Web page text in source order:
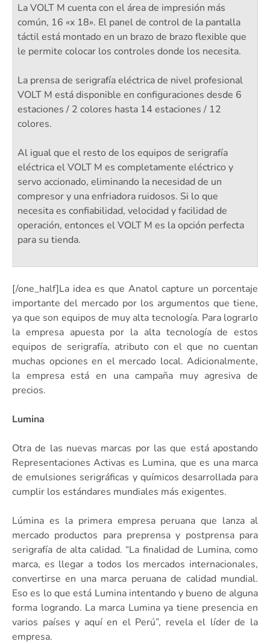
La VOLT M cuenta con el área de impresión más
común, 16 «x 18». El panel de control de la pantalla
táctil está montado en un brazo de brazo flexible que
le permite colocar los controles donde los necesita.
La prensa de serigrafía eléctrica de nivel profesional
VOLT M está disponible en configuraciones desde 6
estaciones / 2 colores hasta 14 estaciones / 12
colores.
Al igual que el resto de los equipos de serigrafía
eléctrica el VOLT M es completamente eléctrico y
servo accionado, eliminando la necesidad de un
compresor y una enfriadora ruidosos. Si lo que
necesita es confiabilidad, velocidad y facilidad de
operación, entonces el VOLT M es la opción perfecta
para su tienda.
[/one_half]La idea es que Anatol capture un porcentaje
importante del mercado por los argumentos que tiene,
ya que son equipos de muy alta tecnología. Para lograrlo
la empresa apuesta por la alta tecnología de estos
equipos de serigrafía, atributo con el que no cuentan
muchas opciones en el mercado local. Adicionalmente,
la empresa está en una campaña muy agresiva de
precios.
Lumina
Otra de las nuevas marcas por las que está apostando
Representaciones Activas es Lumina, que es una marca
de emulsiones serigráficas y químicos desarrollada para
cumplir los estándares mundiales más exigentes.
Lúmina es la primera empresa peruana que lanza al
mercado productos para preprensa y postprensa para
serigrafía de alta calidad. “La finalidad de Lumina, como
marca, es llegar a todos los mercados internacionales,
convertirse en una marca peruana de calidad mundial.
Eso es lo que está Lumina intentando y bueno de alguna
forma logrando. La marca Lumina ya tiene presencia en
varios países y aquí en el Perú”, revela el líder de la
empresa.